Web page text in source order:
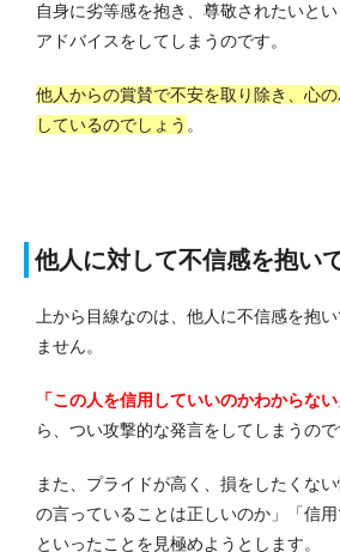
自身に劣等感を抱き、尊敬されたいと
アドバイスをしてしまうのです。
他人からの賞賛で不安を取り除き、心
しているのでしょう 。
他人に対して不信感を抱い
上から目線なのは、他人に不信感を抱
ません。
「この人を信用していいのかわからない
ら、つい攻撃的な発言をしてしまうので
また、プライドが高く、損をしたくな
の言っていることは正しいのか」「信用
といったことを見極めようとします。